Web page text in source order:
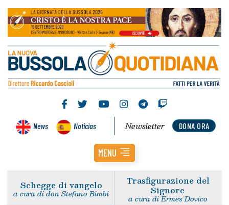
News Noticias DONA ORA
Newsletter
MENU
Schegge di vangelo
a cura di don Stefano Bimbi
Trasfigurazione del
Signore
a cura di Ermes Dovico